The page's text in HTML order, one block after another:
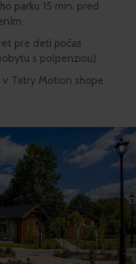
parku 15 min. pred
pre deti počas
s polpenziou)
Tatry Motion shope